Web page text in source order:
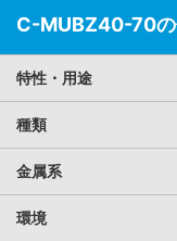
C-MUBZ40-70の
特性・用途
種類
金属系
環境